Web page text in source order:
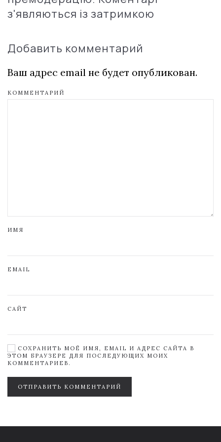
з'являються із затримкою
Добавить комментарий
Ваш адрес email не будет опубликован.
КОММЕНТАРИЙ
ИМЯ
EMAIL
САЙТ
СОХРАНИТЬ МОЁ ИМЯ, EMAIL И АДРЕС САЙТА В
ЭТОМ БРАУЗЕРЕ ДЛЯ ПОСЛЕДУЮЩИХ МОИХ
КОММЕНТАРИЕВ.
ОТПРАВИТЬ КОММЕНТАРИЙ